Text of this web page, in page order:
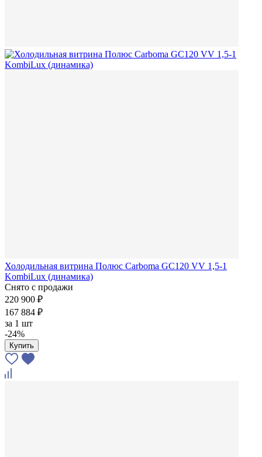
Холодильная витрина Полюс Carboma GC120 VV 1,5-1
KombiLux (динамика)
Снято с продажи
220 900 ₽
167 884 ₽
за 1 шт
-24%
Купить